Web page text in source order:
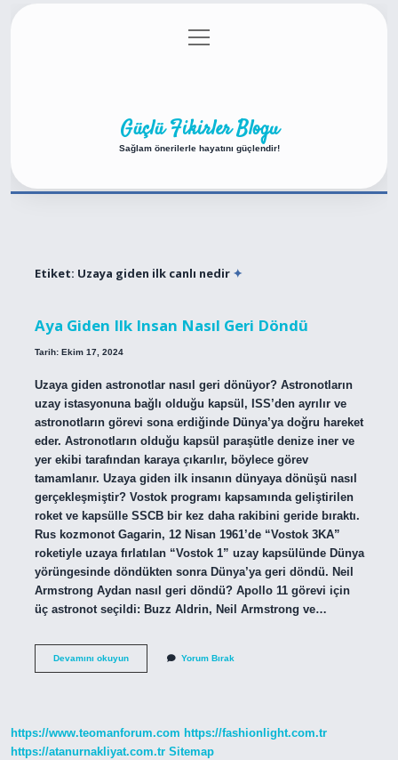
Gizlilik Politikası
menüyü
aç
Güçlü Fikirler Blogu
Sağlam önerilerle hayatını güçlendir!
Etiket: Uzaya giden ilk canlı nedir
Aya Giden Ilk Insan Nasıl Geri Döndü
Tarih: Ekim 17, 2024
Uzaya giden astronotlar nasıl geri dönüyor? Astronotların
uzay istasyonuna bağlı olduğu kapsül, ISS’den ayrılır ve
astronotların görevi sona erdiğinde Dünya’ya doğru hareket
eder. Astronotların olduğu kapsül paraşütle denize iner ve
yer ekibi tarafından karaya çıkarılır, böylece görev
tamamlanır. Uzaya giden ilk insanın dünyaya dönüşü nasıl
gerçekleşmiştir? Vostok programı kapsamında geliştirilen
roket ve kapsülle SSCB bir kez daha rakibini geride bıraktı.
Rus kozmonot Gagarin, 12 Nisan 1961’de “Vostok 3KA”
roketiyle uzaya fırlatılan “Vostok 1” uzay kapsülünde Dünya
yörüngesinde döndükten sonra Dünya’ya geri döndü. Neil
Armstrong Aydan nasıl geri döndü? Apollo 11 görevi için
üç astronot seçildi: Buzz Aldrin, Neil Armstrong ve…
Devamını okuyunAya
Döndü
Yorum Bırak
https://www.teomanforum.com https://fashionlight.com.tr
https://atanurnakliyat.com.tr Sitemap